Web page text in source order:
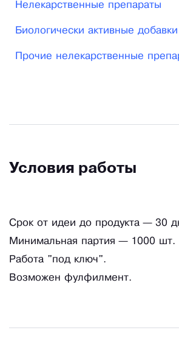
всех документов). От идеи до
30 дней. Минимальная партия -
Нелекарственные препараты
Биологически активные добавки
Прочие нелекарственные
Условия работы
Срок от идеи до продукта — 30
Минимальная партия — 1000 шт.
Работа "под ключ".
Возможен фулфилмент.